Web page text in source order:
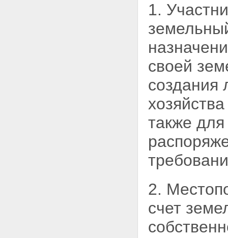
1.
своей
создания
также
2.
счет